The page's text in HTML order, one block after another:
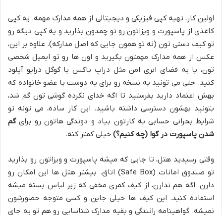
اولین کار، تهیه کپی فیزیکی و دیجیتالی از همه مدارک مهمه. یه کپی
کاغذی از پاسپورت و ویزاتون رو تو چمدون بذارید و یه کپی دیگه رو
تو کیف دستی تون (نه تو همون جایی که اصل مدارکه). علاوه بر این،
عکس از همه مدارک مهمتون بگیرید و اون ها رو تو ایمیل شخصی
تون، یا یه فضای ابری امن مثل دراپ باکس یا گوگل درایو آپلود
کنید. حتی می تونید یه نسخه رو برای یه دوست یا عضو خانواده که
بهش اعتماد دارید بفرستید تا اگه خدای نکرده گوشی تون گم شد،
بتونید بهشون دسترسی داشته باشید. این کار ساده، می تونه تو
شرایط بحرانی حسابی به کارتون بیاد و دوندگی هاتون رو برایگم
شدن پاسپورت در گوا (چه کنیم؟) خیلی کمتر کنه.
وقتی رسیدید هتل، تا جایی که میشه پاسپورت و ویزاتون رو بذارید
تو صندوق امانات (Safe Box) اتاق. بیشتر هتل ها این امکان رو
دارن. اگه هم ندارن، از کیف کمری مخفی که زیر لباس بسته میشه
استفاده کنید. این کیف ها خیلی جاین و کسی متوجه حضورشون
نمیشه. گواهینامه رانندگی و بقیه مدارک شناسایی رو هم تو یه جای